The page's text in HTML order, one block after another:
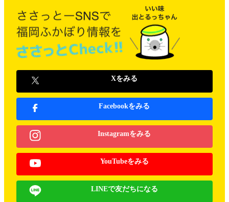
Xをみる
Facebookをみる
Instagramをみる
YouTubeをみる
LINEで友だちになる